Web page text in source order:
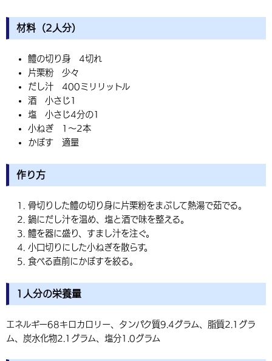
材料（2人分）
鱧の切り身 4切れ
片栗粉 少々
だし汁 400ミリリットル
酒 小さじ1
塩 小さじ4分の1
小ねぎ 1～2本
かぼす 適量
作り方
骨切りした鱧の切り身に片栗粉をまぶして熱湯で茹でる。
鍋にだし汁を温め、塩と酒で味を整える。
鱧を器に盛り、すまし汁を注ぐ。
小口切りにした小ねぎを散らす。
食べる直前にかぼすを絞る。
1人分の栄養量
エネルギー68キロカロリー、タンパク質9.4グラム、脂質2.1グラ
ム、炭水化物2.1グラム、塩分1.0グラム